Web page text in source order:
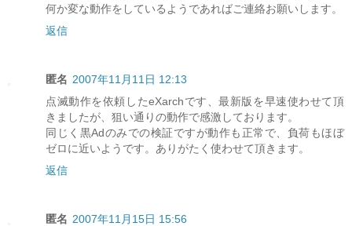
何か変な動作をしているようであればご連絡お願いします。
返信
匿名 2007年11月11日 12:13
点滅動作を依頼したeXarchです、最新版を早速使わせて頂
きましたが、狙い通りの動作で感激しております。
同じく黒Adのみでの検証ですが動作も正常で、負荷もほぼ
ゼロに近いようです。ありがたく使わせて頂きます。
返信
匿名 2007年11月15日 15:56